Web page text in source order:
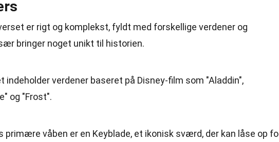
er rigt og komplekst, fyldt med forskellige verdener og
bringer noget unikt til historien.
indeholder verdener baseret på Disney-film som "Aladdin",
og "Frost".
primære våben er en Keyblade, et ikonisk sværd, der kan låse op